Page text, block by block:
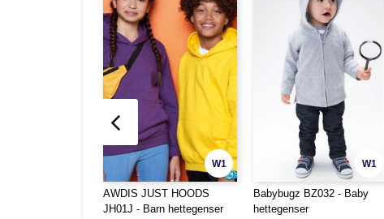
W1
AWDIS JUST HOODS
JH01J - Barn hettegenser
W1
Babybugz BZ032 - Baby
hettegenser